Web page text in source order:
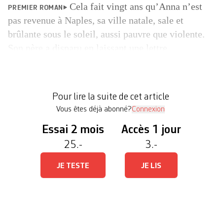
PREMIER ROMAN
Cela fait vingt ans qu’Anna n’est
pas revenue à Naples, sa ville natale, sale et
brûlante sous le soleil, aussi pauvre que violente.
souvenirs resurgissent de […]
Pour lire la suite de cet article
Vous êtes déjà abonné?Connexion
Essai 2 mois
25.-
JE TESTE
Accès 1 jour
3.-
JE LIS